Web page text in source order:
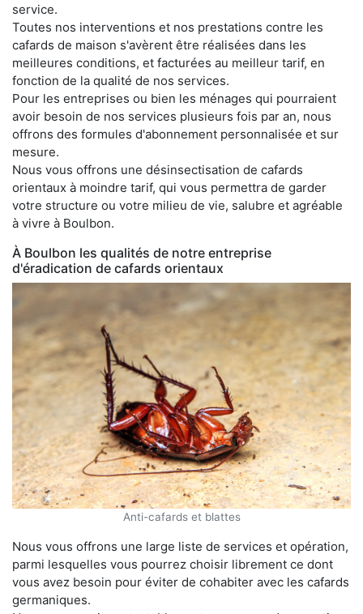
service.
Toutes nos interventions et nos prestations contre les
cafards de maison s'avèrent être réalisées dans les
meilleures conditions, et facturées au meilleur tarif, en
fonction de la qualité de nos services.
Pour les entreprises ou bien les ménages qui pourraient
avoir besoin de nos services plusieurs fois par an, nous
offrons des formules d'abonnement personnalisée et sur
mesure.
Nous vous offrons une désinsectisation de cafards
orientaux à moindre tarif, qui vous permettra de garder
votre structure ou votre milieu de vie, salubre et agréable
à vivre à Boulbon.
À Boulbon les qualités de notre entreprise
d'éradication de cafards orientaux
Anti-cafards et blattes
Nous vous offrons une large liste de services et opération,
parmi lesquelles vous pourrez choisir librement ce dont
vous avez besoin pour éviter de cohabiter avec les cafards
germaniques.